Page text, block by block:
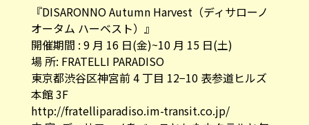
『DISARONNO Autumn Harvest（ディサローノ
オータム ハーベスト）』
開催期間 : 9 月 16 日(金)~10 月 15 日(土)
場 所: FRATELLI PARADISO
東京都渋谷区神宮前 4 丁目 12−10 表参道ヒルズ
本館 3F
http://fratelliparadiso.im-transit.co.jp/